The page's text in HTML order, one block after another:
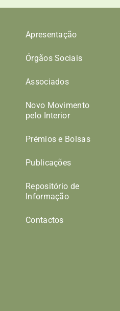
Apresentação
Órgãos Sociais
Associados
Novo Movimento
pelo Interior
Prémios e Bolsas
Publicações
Repositório de
Informação
Contactos